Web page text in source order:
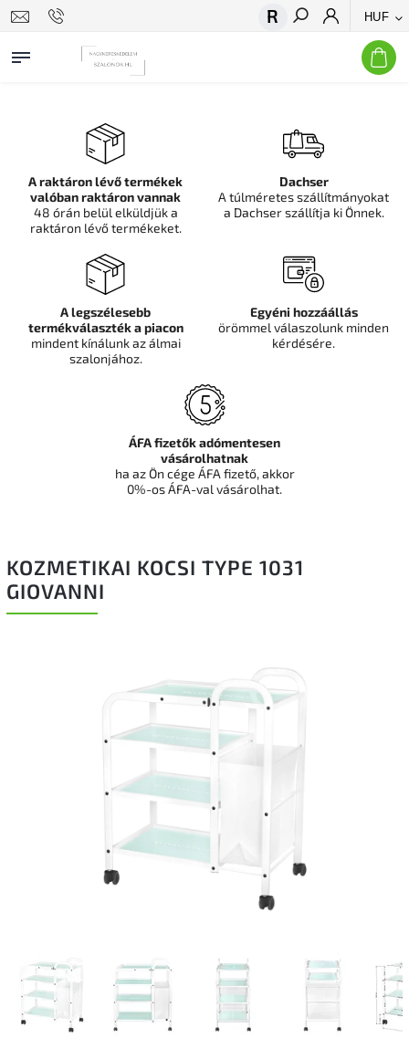
HUF
Keresés
KOZMETIKAI KOCSI TYPE 1031
GIOVANNI
A raktáron lévő termékek
valóban raktáron vannak
48 órán belül elküldjük a
raktáron lévő termékeket.
Dachser
A túlméretes szállítmányokat
a Dachser szállítja ki Önnek.
A legszélesebb
termékválaszték a piacon
mindent kínálunk az álmai
szalonjához.
Egyéni hozzáállás
örömmel válaszolunk minden
kérdésére.
ÁFA fizetők adómentesen
vásárolhatnak
ha az Ön cége ÁFA fizető, akkor
0%-os ÁFA-val vásárolhat.